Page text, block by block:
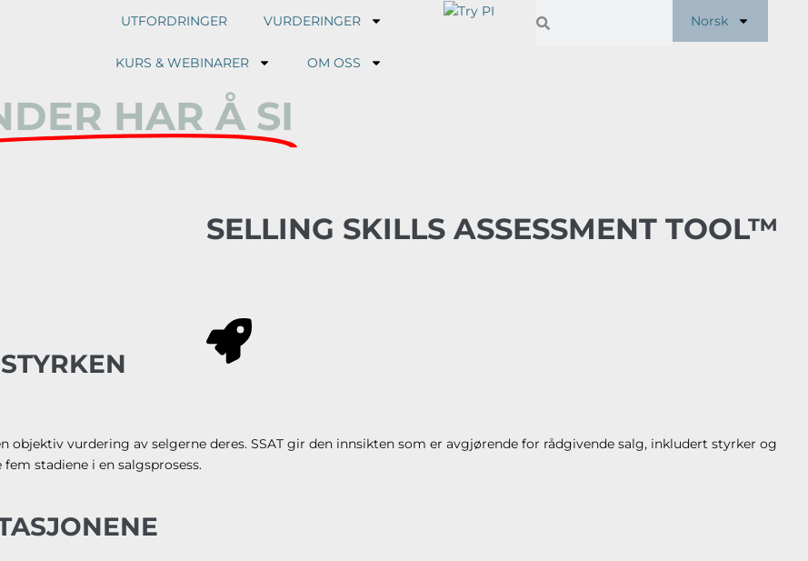
UTFORDRINGER VURDERINGER
KURS & WEBINARER OM OSS
Norsk
HAR Å SI
SELLING SKILLS ASSESSMENT TOOL™
objektiv vurdering av selgerne deres. SSAT gir den innsikten som er avgjørende for rådgivende salg, inkludert styrker og
stadiene i en salgsprosess.